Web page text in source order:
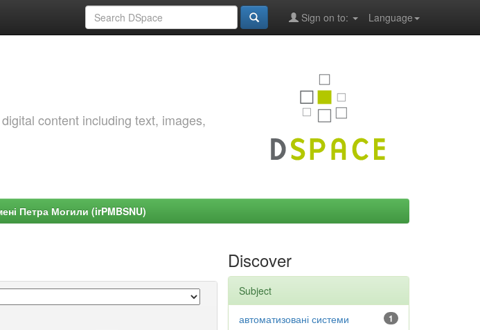
Language
Sign on to:
content including text, images,
Петра Могили (irPMBSNU)
Discover
Subject
1
автоматизовані системи